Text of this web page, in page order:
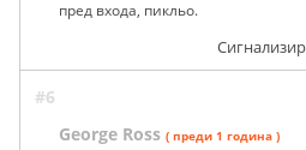
пред входа, пикльо.
#6
George Ross ( преди 1 година )